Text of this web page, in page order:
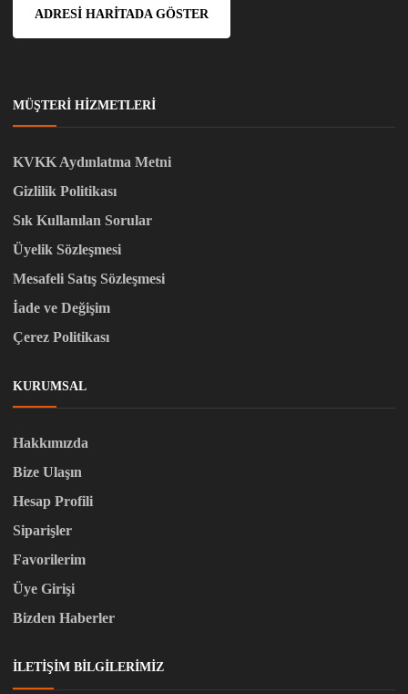
ADRESI HARITADA GÖSTER
MÜŞTERI HIZMETLERI
KVKK Aydınlatma Metni
Gizlilik Politikası
Sık Kullanılan Sorular
Üyelik Sözleşmesi
Mesafeli Satış Sözleşmesi
İade ve Değişim
Çerez Politikası
KURUMSAL
Hakkımızda
Bize Ulaşın
Hesap Profili
Siparişler
Favorilerim
Üye Girişi
Bizden Haberler
İLETIŞIM BILGILERIMIZ